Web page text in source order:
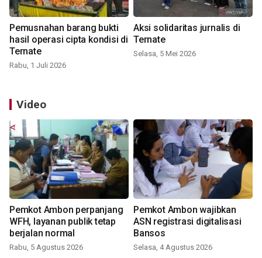
Pemusnahan barang bukti
hasil operasi cipta kondisi di
Ternate
Rabu, 1 Juli 2026
Aksi solidaritas jurnalis di
Ternate
Selasa, 5 Mei 2026
Video
Pemkot Ambon perpanjang
WFH, layanan publik tetap
berjalan normal
Rabu, 5 Agustus 2026
Pemkot Ambon wajibkan
ASN registrasi digitalisasi
Bansos
Selasa, 4 Agustus 2026